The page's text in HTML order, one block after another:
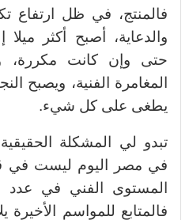
فالمنتج، في ظل ارتفاع
والدعاية، أصبح أكثر ميلا
حتى وإن كانت مكررة،
المغامرة الفنية، ويصبح
يطغى على كل شيء.
تبدو لي المشكلة
في مصر اليوم ليست في قلة
المستوى الفني في عدد
فالمتابع للمواسم